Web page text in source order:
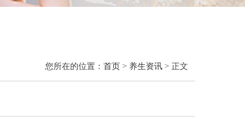
您所在的位置： 首页 > 养生资讯 > 正文